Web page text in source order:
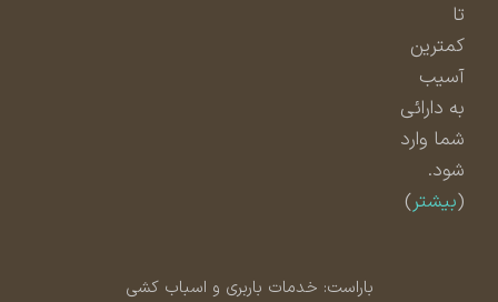
کمترین
آسیب
به دارائی
شما وارد
شود.
بیشتر)
باراست: خدمات باربری و اسباب کشی